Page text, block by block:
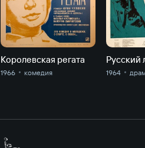
Королевская регата
1966 комедия
Русский
1964